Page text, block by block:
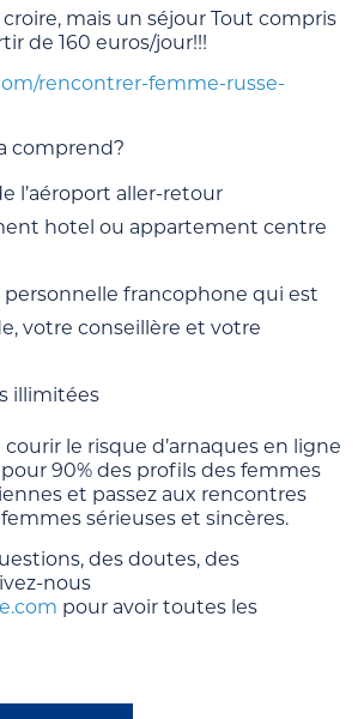
croire, mais un séjour Tout compris
de 160 euros/jour!!!
rencontrer-femme-russe-
comprend?
l’aéroport aller-retour
hotel ou appartement centre
personnelle francophone qui est
votre conseillère et votre
illimitées
le risque d’arnaques en ligne
90% des profils des femmes
et passez aux rencontres
sérieuses et sincères.
des doutes, des
nous
pour avoir toutes les